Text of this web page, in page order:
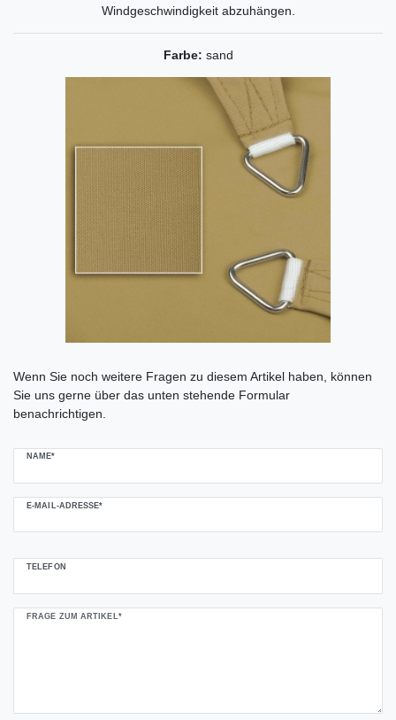
Windgeschwindigkeit abzuhängen.
Farbe: sand
Wenn Sie noch weitere Fragen zu diesem Artikel haben, können
Sie uns gerne über das unten stehende Formular
benachrichtigen.
NAME*
E-MAIL-ADRESSE*
TELEFON
FRAGE ZUM ARTIKEL*